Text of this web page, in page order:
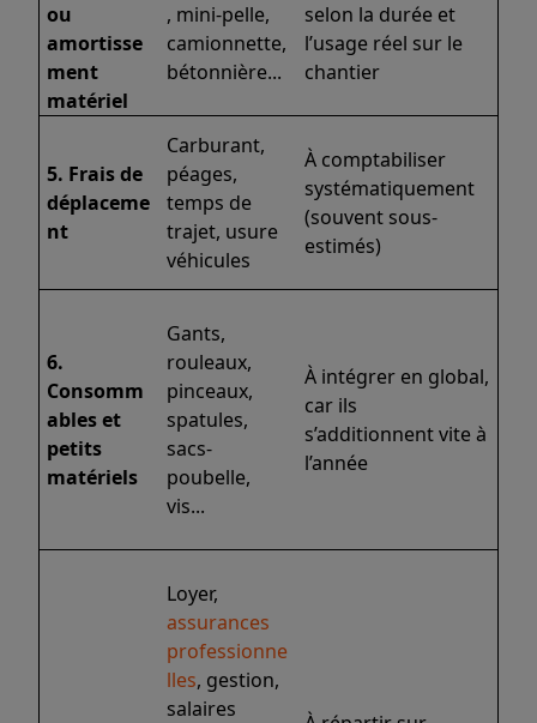
ou
amortisse
ment
matériel
, mini-pelle,
camionnette,
bétonnière...
selon la durée et
l’usage réel sur le
chantier
5. Frais de
déplaceme
nt
Carburant,
péages,
temps de
trajet, usure
véhicules
À comptabiliser
systématiquement
(souvent sous-
estimés)
6.
Consomm
ables et
petits
matériels
Gants,
rouleaux,
pinceaux,
spatules,
sacs-
poubelle,
vis...
À intégrer en global,
car ils
s’additionnent vite à
l’année
Loyer,
assurances
professionne
lles, gestion,
salaires